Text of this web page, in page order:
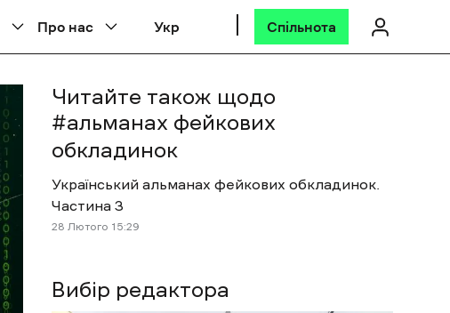
Про нас Укр Спільнота
Вибір редактора
Читайте також щодо
#альманах фейкових
обкладинок
Український альманах фейкових обкладинок.
Частина 3
28 Лютого 15:29